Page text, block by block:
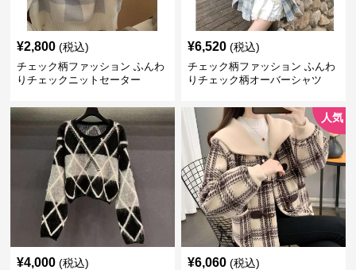
¥2,800 (税込)
チェック柄ファッション ふんわ
りチェックニットセーター
¥6,520 (税込)
チェック柄ファッション ふんわ
りチェック柄オーバーシャツ
¥4,000 (税込)
人気
¥6,060 (税込)